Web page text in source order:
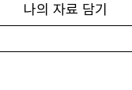
나의 자료 담기